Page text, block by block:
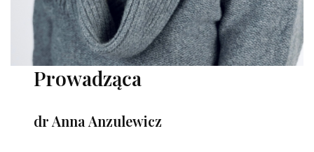
Prowadząca
dr Anna Anzulewicz